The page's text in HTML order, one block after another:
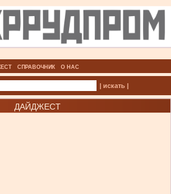
СПРАВОЧНИК О НАС
| искать |
ДАЙДЖЕСТ